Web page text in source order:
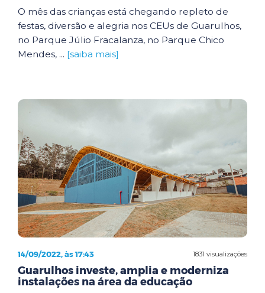
O mês das crianças está chegando repleto de
festas, diversão e alegria nos CEUs de Guarulhos,
no Parque Júlio Fracalanza, no Parque Chico
Mendes, ... [saiba mais]
1831 visualizações
14/09/2022, às 17:43
Guarulhos investe, amplia e moderniza
instalações na área da educação